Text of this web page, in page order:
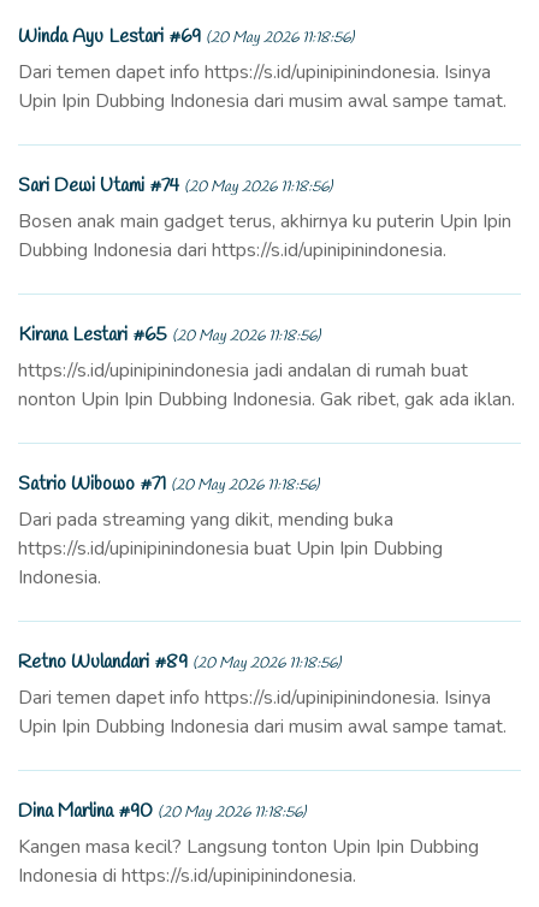
Winda Ayu Lestari #69 (20 May 2026 11:18:56)
Dari temen dapet info https://s.id/upinipinindonesia. Isinya
Upin Ipin Dubbing Indonesia dari musim awal sampe tamat.
Sari Dewi Utami #74 (20 May 2026 11:18:56)
Bosen anak main gadget terus, akhirnya ku puterin Upin Ipin
Dubbing Indonesia dari https://s.id/upinipinindonesia.
Kirana Lestari #65 (20 May 2026 11:18:56)
https://s.id/upinipinindonesia jadi andalan di rumah buat
nonton Upin Ipin Dubbing Indonesia. Gak ribet, gak ada iklan.
Satrio Wibowo #71 (20 May 2026 11:18:56)
Dari pada streaming yang dikit, mending buka
https://s.id/upinipinindonesia buat Upin Ipin Dubbing
Indonesia.
Retno Wulandari #89 (20 May 2026 11:18:56)
Dari temen dapet info https://s.id/upinipinindonesia. Isinya
Upin Ipin Dubbing Indonesia dari musim awal sampe tamat.
Dina Marlina #90 (20 May 2026 11:18:56)
Kangen masa kecil? Langsung tonton Upin Ipin Dubbing
Indonesia di https://s.id/upinipinindonesia.